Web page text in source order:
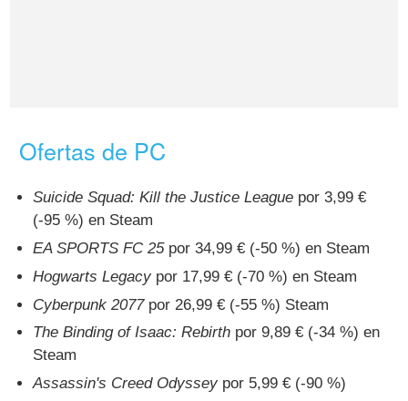
Ofertas de PC
Suicide Squad: Kill the Justice League por 3,99 €
(-95 %) en Steam
EA SPORTS FC 25por 34,99 € (-50 %) en Steam
Hogwarts Legacy por 17,99 € (-70 %) en Steam
Cyberpunk 2077por 26,99 € (-55 %) Steam
The Binding of Isaac: Rebirth por 9,89 € (-34 %) en
Steam
Assassin's Creed Odyssey por 5,99 € (-90 %)